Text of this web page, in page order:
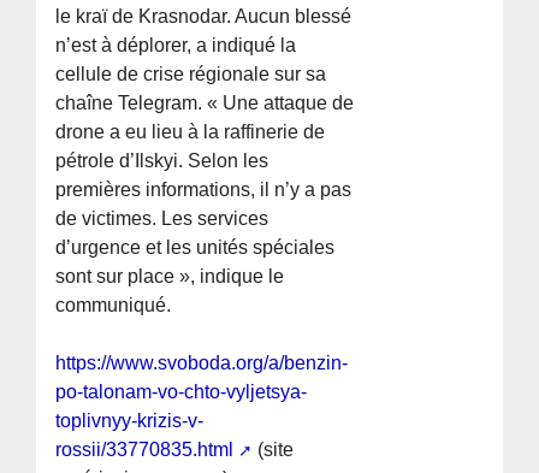
le kraï de Krasnodar. Aucun blessé
n’est à déplorer, a indiqué la
cellule de crise régionale sur sa
chaîne Telegram. « Une attaque de
drone a eu lieu à la raffinerie de
pétrole d’Ilskyi. Selon les
premières informations, il n’y a pas
de victimes. Les services
d’urgence et les unités spéciales
sont sur place », indique le
communiqué.
https://www.svoboda.org/a/benzin-
po-talonam-vo-chto-vyljetsya-
toplivnyy-krizis-v-
rossii/33770835.html
(site